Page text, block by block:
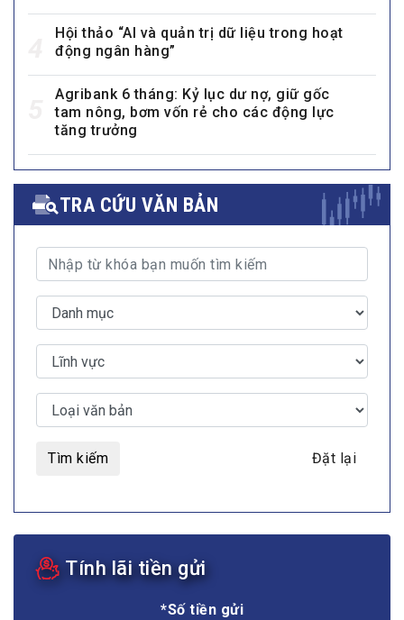
Hội thảo “AI và quản trị dữ liệu trong hoạt
động ngân hàng”
Agribank 6 tháng: Kỷ lục dư nợ, giữ gốc
tam nông, bơm vốn rẻ cho các động lực
tăng trưởng
TRA CỨU VĂN BẢN
Tìm kiếm Đặt lại
Tính lãi tiền gửi
*Số tiền gửi